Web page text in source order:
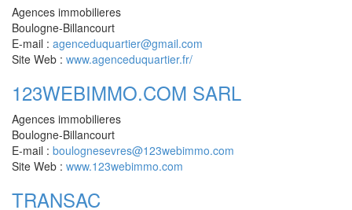
Agences immobilieres
Boulogne-Billancourt
E-mail : agenceduquartier@gmail.com
Site Web : www.agenceduquartier.fr/
123WEBIMMO.COM SARL
Agences immobilieres
Boulogne-Billancourt
E-mail : boulognesevres@123webimmo.com
Site Web : www.123webimmo.com
TRANSAC